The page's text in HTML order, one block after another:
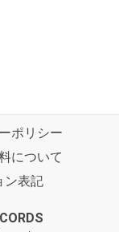
ポリシー
について
ン表記